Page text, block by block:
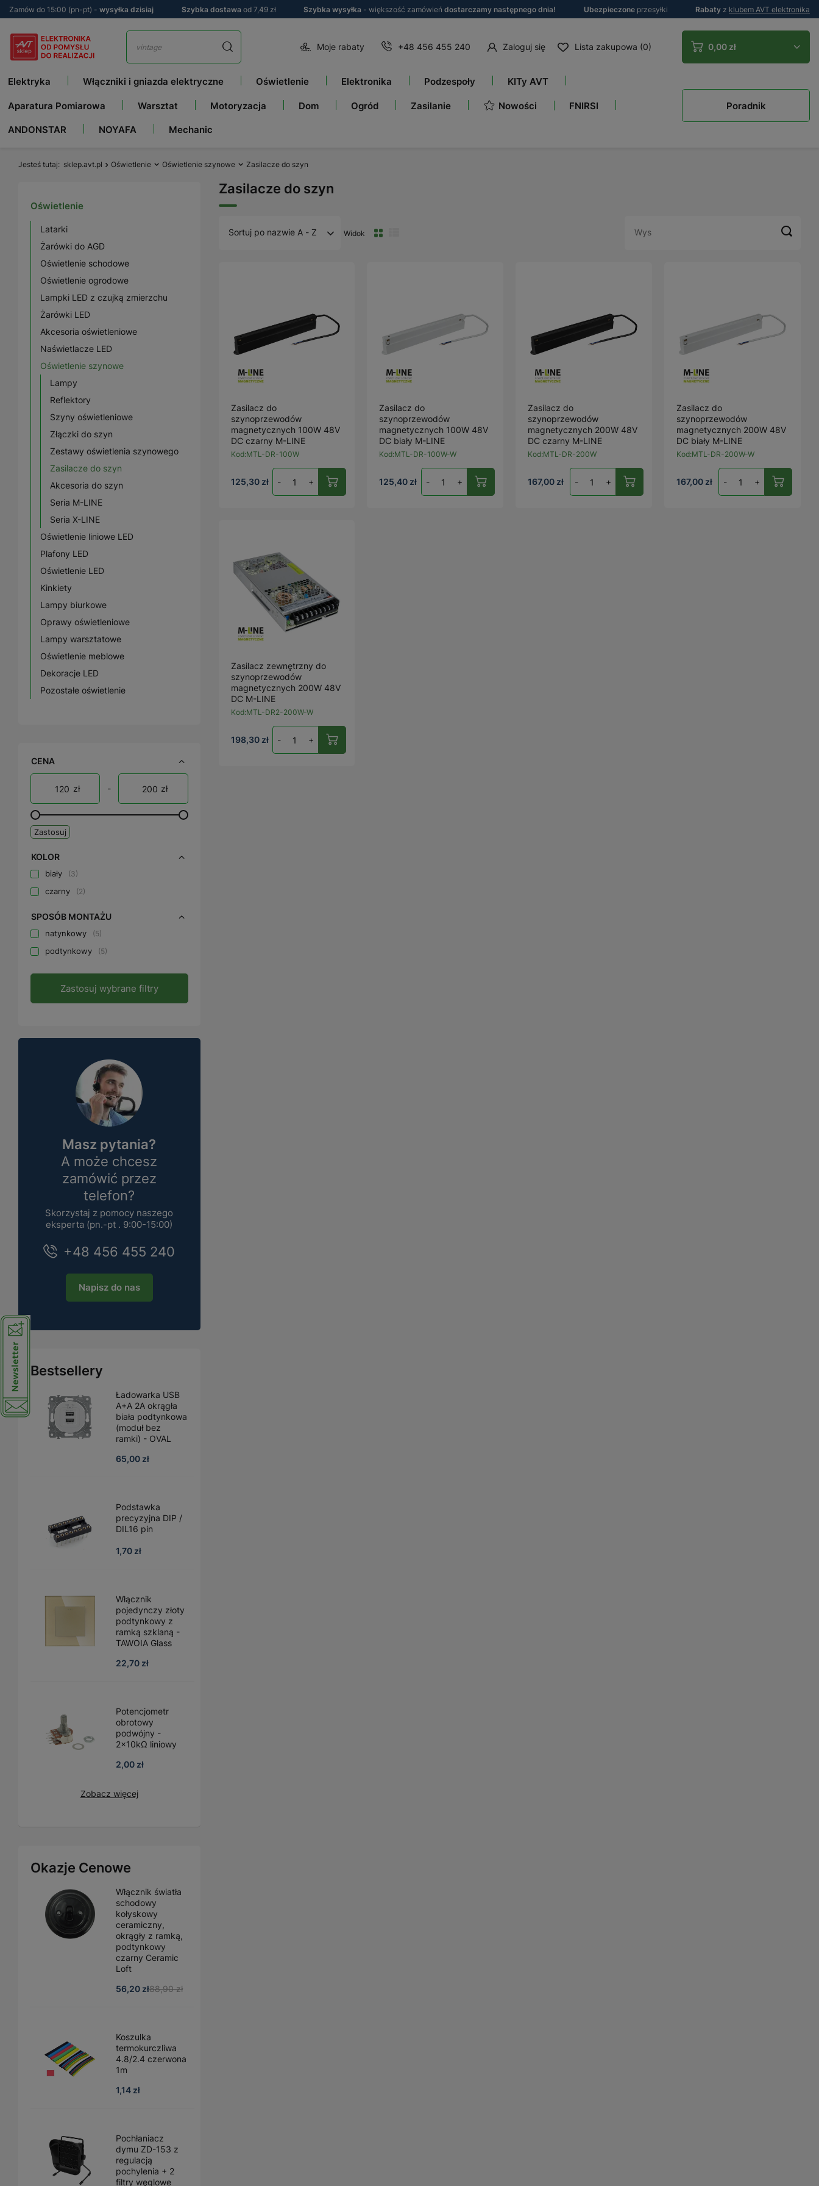
Zamów do 15:00 (pn-pt) - wysyłka dzisiaj Szybka dostawa od 7,49 zł Szybka wysyłka - większość zamówień dostarczamy następnego dnia! Ubezpieczone przesyłki Rabaty z klubem AVT elektronika
Moje rabaty +48 456 455 240 Zaloguj się Lista zakupowa (0) 0,00 zł
Elektryka Włączniki i gniazda elektryczne Oświetlenie Elektronika Podzespoły KITy AVT
Aparatura Pomiarowa Warsztat Motoryzacja Dom Ogród Zasilanie Nowości FNIRSI
ANDONSTAR NOYAFA Mechanic
Poradnik
Jesteś tutaj sklep.avt.pl Oświetlenie Oświetlenie szynowe Zasilacze do szyn
Oświetlenie
Latarki
Żarówki do AGD
Oświetlenie schodowe
Oświetlenie ogrodowe
Lampki LED z czujką zmierzchu
Żarówki LED
Akcesoria oświetleniowe
Naświetlacze LED
Oświetlenie szynowe
Lampy
Reflektory
Szyny oświetleniowe
Złączki do szyn
Zestawy oświetlenia szynowego
Zasilacze do szyn
Akcesoria do szyn
Seria M-LINE
Seria X-LINE
Oświetlenie liniowe LED
Plafony LED
Oświetlenie LED
Kinkiety
Lampy biurkowe
Oprawy oświetleniowe
Lampy warsztatowe
Oświetlenie meblowe
Dekoracje LED
Pozostałe oświetlenie
CENA
zł - zł
Zastosuj
KOLOR
biały 3
czarny 2
SPOSÓB MONTAŻU
natynkowy 5
podtynkowy 5
Zastosuj wybrane filtry
Masz pytania?
A może chcesz
zamówić przez
telefon?
Skorzystaj z pomocy naszego
eksperta (pn.-pt . 9:00-15:00)
+48 456 455 240
Napisz do nas
Bestsellery
Ładowarka USB
A+A 2A okrągła
biała podtynkowa
(moduł bez
ramki) - OVAL
65,00 zł
Podstawka
precyzyjna DIP /
DIL16 pin
1,70 zł
Włącznik
pojedynczy złoty
podtynkowy z
ramką szklaną -
TAWOIA Glass
22,70 zł
Potencjometr
obrotowy
podwójny -
2x10kΩ liniowy
2,00 zł
Zobacz więcej
Okazje Cenowe
Włącznik światła
schodowy
kołyskowy
ceramiczny,
okrągły z ramką,
podtynkowy
czarny Ceramic
Loft
56,20 zł88,90 zł
Koszulka
termokurczliwa
4.8/2.4 czerwona
1m
1,14 zł
Pochłaniacz
dymu ZD-153 z
regulacją
pochylenia + 2
filtry węglowe
Zasilacze do szyn
Sortuj po nazwie A - Z Widok
Zasilacz do
szynoprzewodów
magnetycznych 100W 48V
DC czarny M-LINE
Kod:MTL-DR-100W
125,30 zł - +
Zasilacz do
szynoprzewodów
magnetycznych 100W 48V
DC biały M-LINE
Kod:MTL-DR-100W-W
125,40 zł - +
Zasilacz do
szynoprzewodów
magnetycznych 200W 48V
DC czarny M-LINE
Kod:MTL-DR-200W
167,00 zł - +
Zasilacz do
szynoprzewodów
magnetycznych 200W 48V
DC biały M-LINE
Kod:MTL-DR-200W-W
167,00 zł - +
Zasilacz zewnętrzny do
szynoprzewodów
magnetycznych 200W 48V
DC M-LINE
Kod:MTL-DR2-200W-W
198,30 zł - +